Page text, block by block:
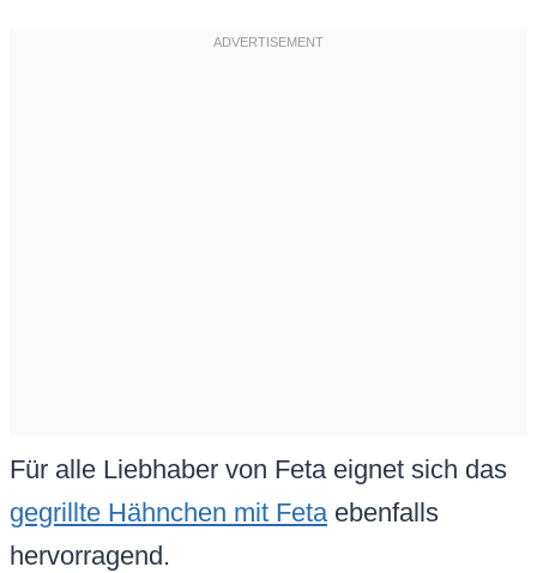
Für alle Liebhaber von Feta eignet sich das
gegrillte Hähnchen mit Fetaebenfalls
hervorragend.